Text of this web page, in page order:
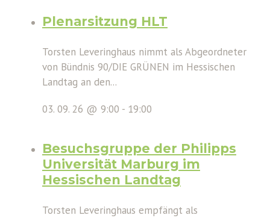
Plenarsitzung HLT
Torsten Leveringhaus nimmt als Abgeordneter
von Bündnis 90/DIE GRÜNEN im Hessischen
Landtag an den...
03. 09. 26 @ 9:00 - 19:00
Besuchsgruppe der Philipps
Universität Marburg im
Hessischen Landtag
Torsten Leveringhaus empfängt als